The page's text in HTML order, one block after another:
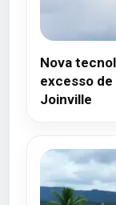
Nova
excesso
Joinville